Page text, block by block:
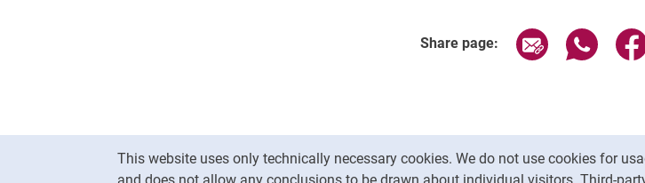
This website uses only technically necessary cookies. We do not use cookies for
Share page: Share page
Cookie settings